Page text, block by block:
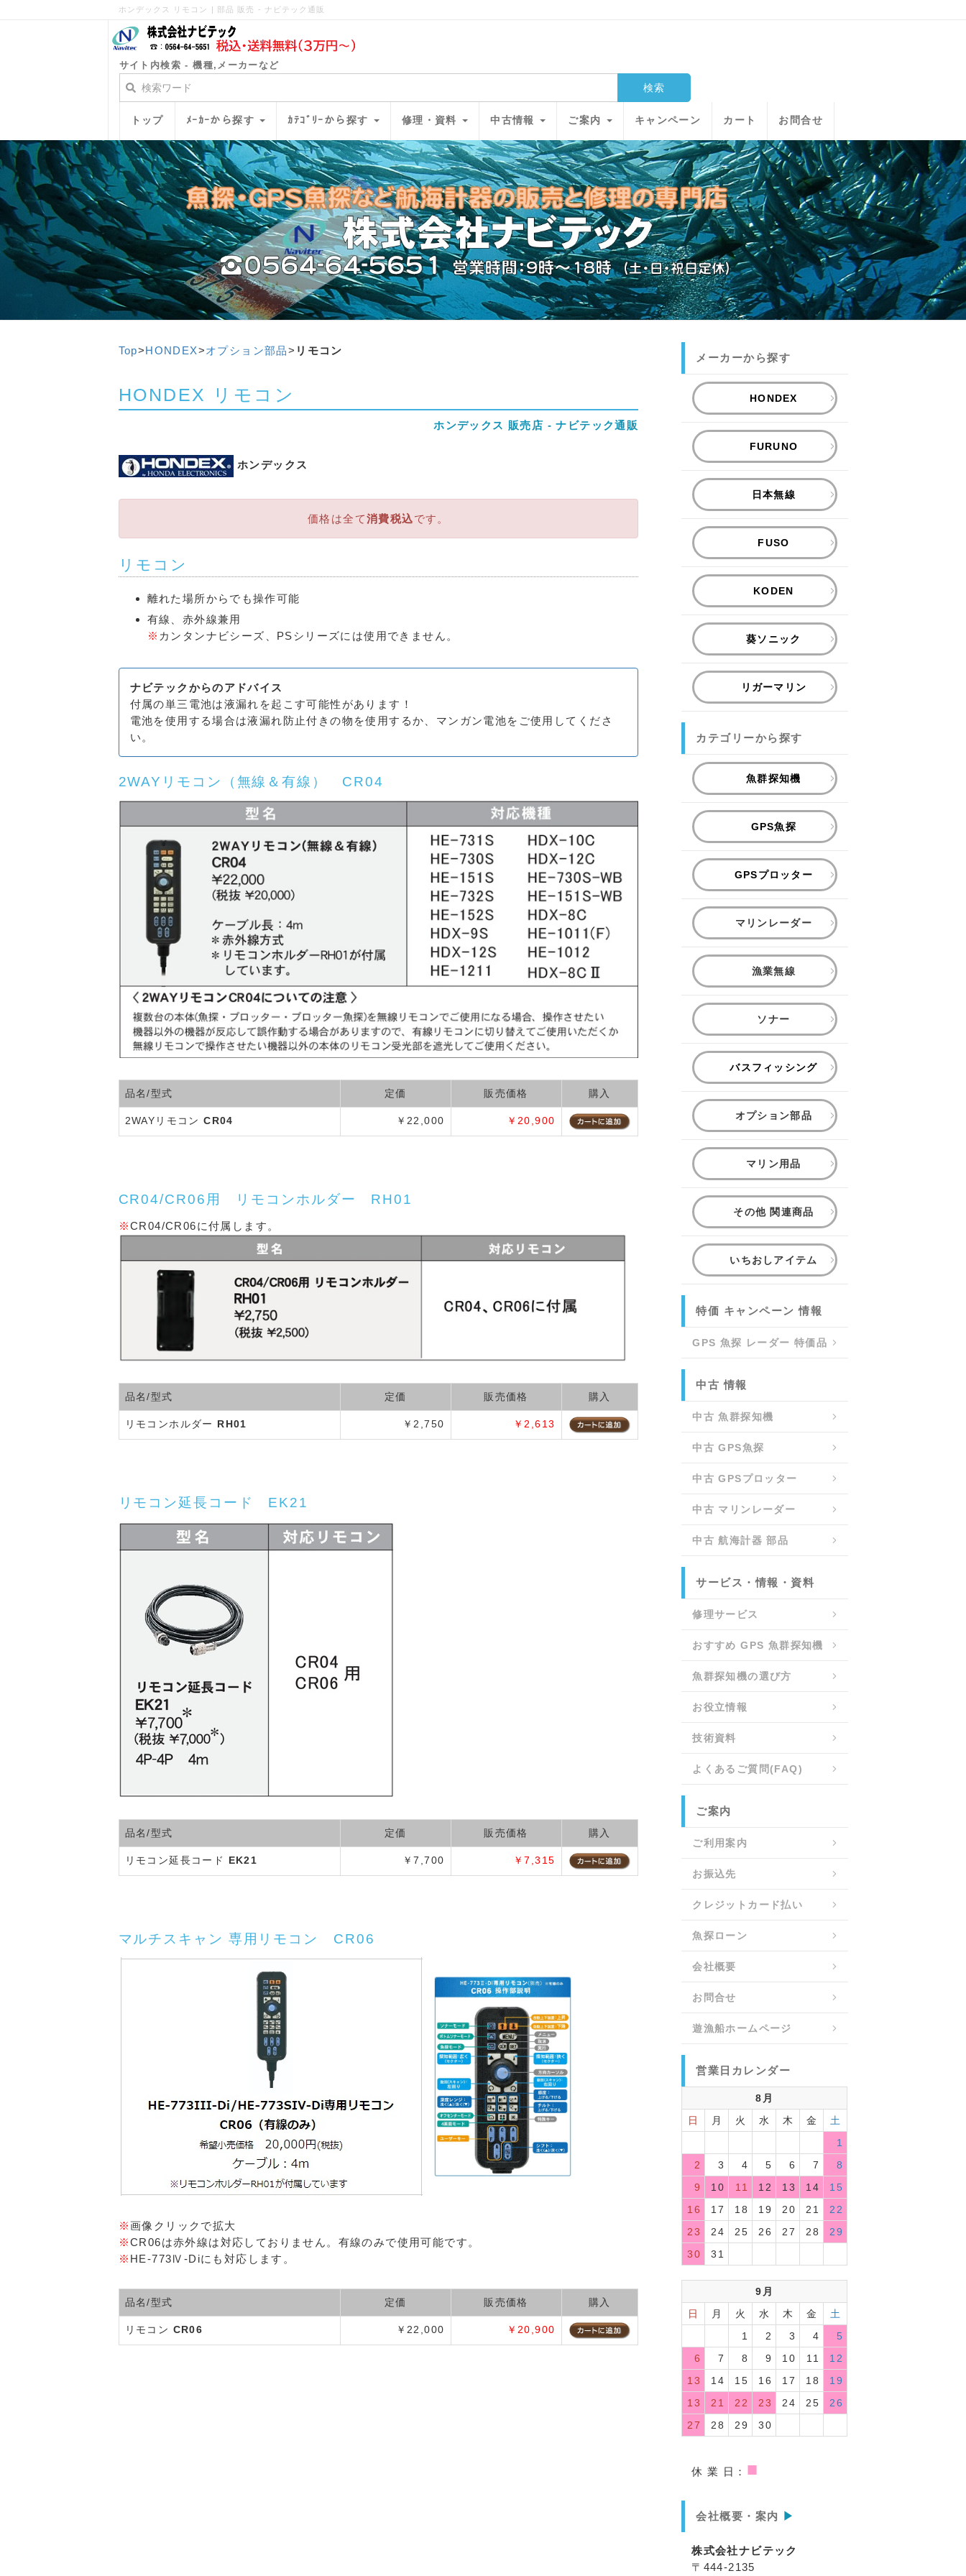
ホンデックス リモコン | 部品 販売 - ナビテック通販
サイト内検索 - 機種,メーカーなど
トップ ﾒｰｶｰから探す ｶﾃｺﾞﾘｰから探す 修理・資料 中古情報 ご案内 キャンペーン カート お問合せ
Top>HONDEX>オプション部品> リモコン
HONDEX リモコン
ホンデックス 販売店 - ナビテック通販
ホンデックス
価格は全て消費税込です。
リモコン
離れた場所からでも操作可能
有線、赤外線兼用
※ カンタンナビシーズ、PSシリーズには使用できません。
ナビテックからのアドバイス
付属の単三電池は液漏れを起こす可能性があります！
電池を使用する場合は液漏れ防止付きの物を使用するか、マンガン電池をご使用してくださ
い。
2WAYリモコン（無線＆有線） CR04
品名/型式 定価 販売価格 購入
2WAYリモコンCR04 ￥22,000 ￥20,900
CR04/CR06用 リモコンホルダー RH01
※CR04/CR06に付属します。
品名/型式 定価 販売価格 購入
リモコンホルダー RH01 ￥2,750 ￥2,613
リモコン延長コード EK21
品名/型式 定価 販売価格 購入
リモコン延長コード EK21 ￥7,700 ￥7,315
マルチスキャン 専用リモコン CR06
※画像クリックで拡大
※CR06は赤外線は対応しておりません。有線のみで使用可能です。
※ HE-773Ⅳ-Diにも対応します。
品名/型式 定価 販売価格 購入
リモコン CR06 ￥22,000 ￥20,900
メーカーから探す
HONDEX
FURUNO
日本無線
FUSO
KODEN
葵ソニック
リガーマリン
カテゴリーから探す
魚群探知機
GPS魚探
GPSプロッター
マリンレーダー
漁業無線
ソナー
バスフィッシング
オプション部品
マリン用品
その他 関連商品
いちおしアイテム
特価 キャンペーン 情報
GPS 魚探 レーダー 特価品
中古 情報
中古 魚群探知機
中古 GPS魚探
中古 GPSプロッター
中古 マリンレーダー
中古 航海計器 部品
サービス・情報・資料
修理サービス
おすすめ GPS 魚群探知機
魚群探知機の選び方
お役立情報
技術資料
よくあるご質問(FAQ)
ご案内
ご利用案内
お振込先
クレジットカード払い
魚探ローン
会社概要
お問合せ
遊漁船ホームページ
営業日カレンダー
8月
日
月 火 水 木 金
土
1
2
3 4 5 6 7
8
9
10 11 12 13 14
15
16
17 18 19 20 21
22
23
24 25 26 27 28
29
30
31
9月
日
月 火 水 木 金
土
1
2 3 4
5
6
7 8 9 10 11
12
13
14 15 16 17 18
19
13
21 22 23 24 25
26
27
28 29 30
休 業 日： ■
会社概要・案内 ▶
株式会社ナビテック
〒444-2135